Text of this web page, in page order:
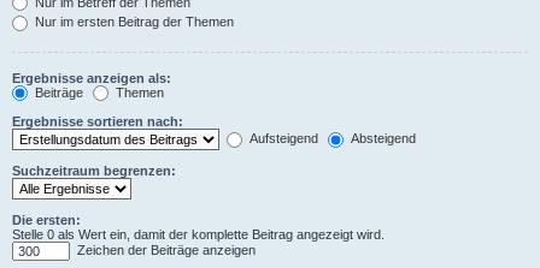
Nur im ersten Beitrag der Themen
Ergebnisse anzeigen als:
Beiträge
Themen
Ergebnisse sortieren nach:
Aufsteigend
Absteigend
Suchzeitraum begrenzen:
Die ersten:
Stelle 0 als Wert ein, damit der komplette Beitrag angezeigt wird.
Zeichen der Beiträge anzeigen